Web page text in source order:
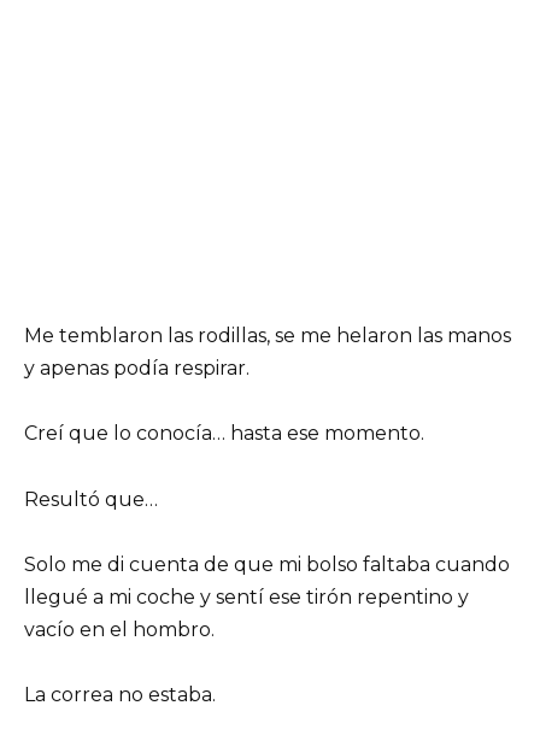
Me temblaron las rodillas, se me helaron las manos
y apenas podía respirar.
Creí que lo conocía… hasta ese momento.
Resultó que…
Solo me di cuenta de que mi bolso faltaba cuando
llegué a mi coche y sentí ese tirón repentino y
vacío en el hombro.
La correa no estaba.